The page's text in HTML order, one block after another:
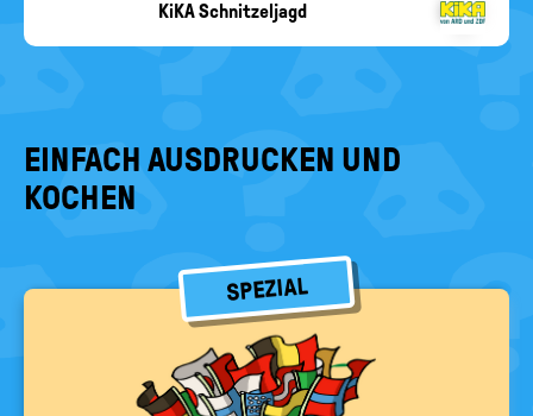
KiKA Schnitzeljagd
EINFACH AUSDRUCKEN UND
KOCHEN
SPEZIAL